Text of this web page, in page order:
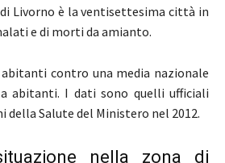
di Livorno è la ventisettesima città in
e di morti da amianto.
contro una media nazionale
abitanti. I dati sono quelli ufficiali
della Salute del Ministero nel 2012.
nella zona di